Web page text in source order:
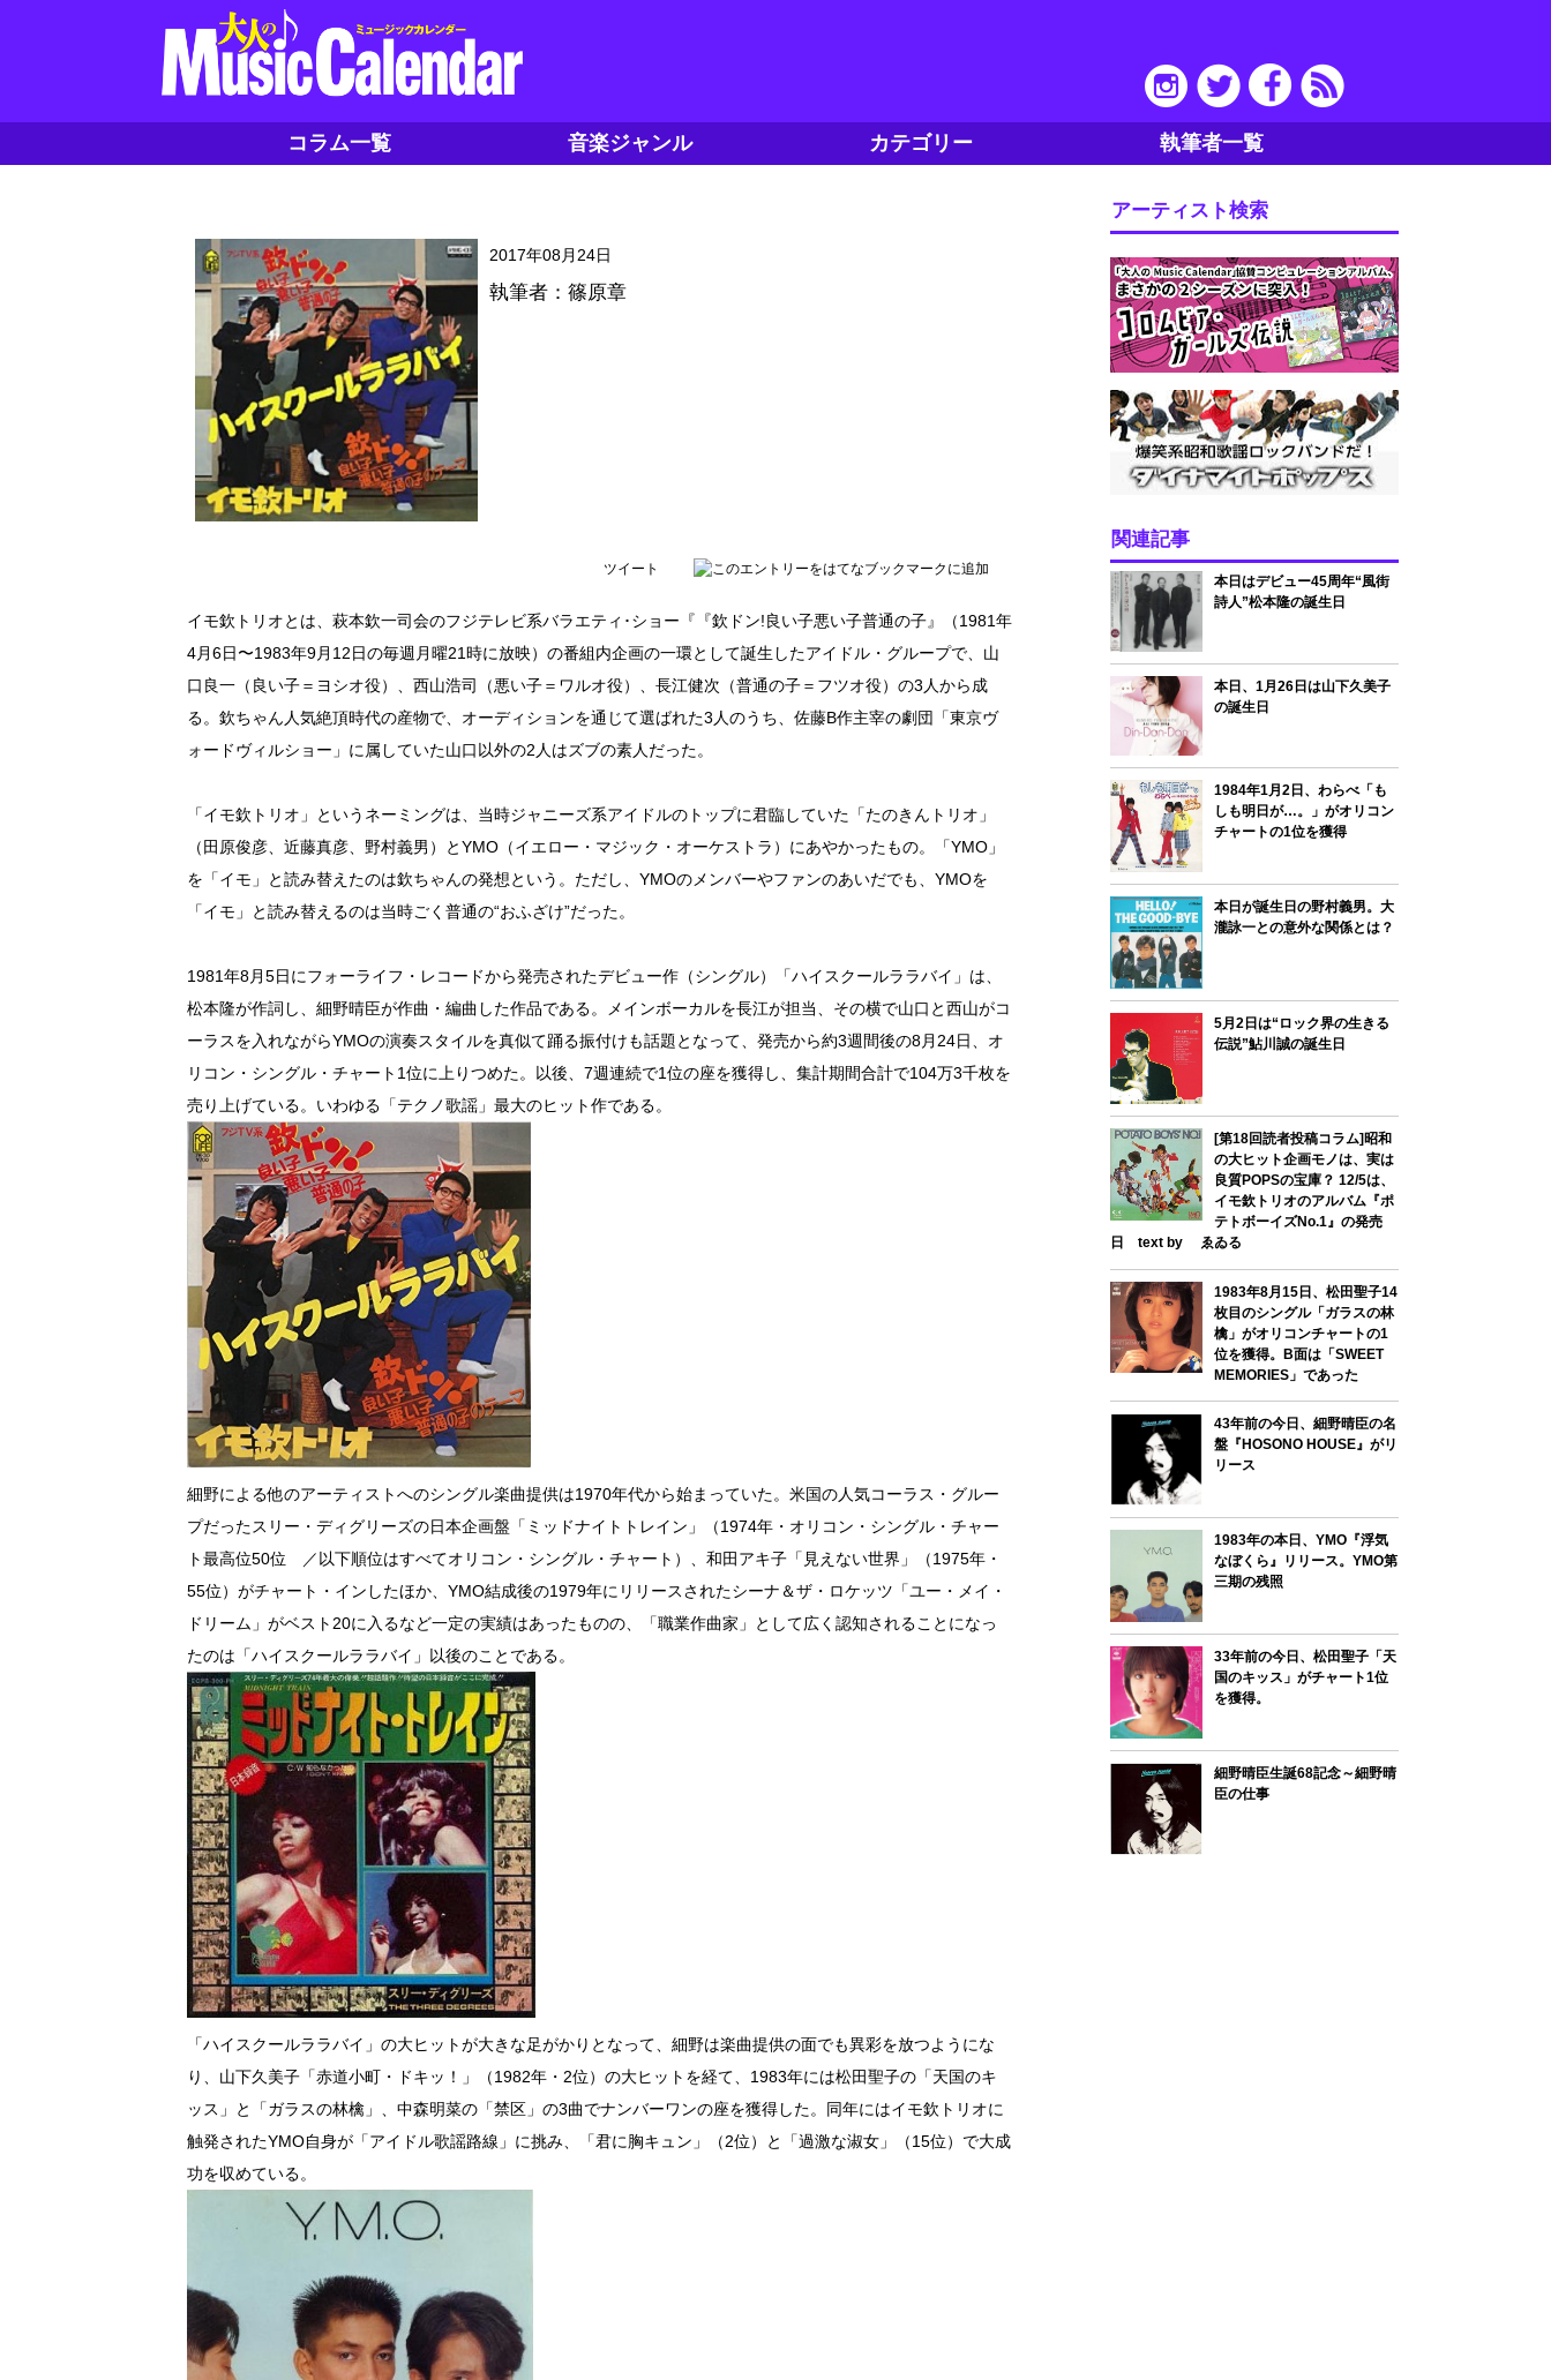
コラム一覧 音楽ジャンル カテゴリー 執筆者一覧
2017年08月24日
執筆者：篠原章
ツイート
イモ欽トリオとは、萩本欽一司会のフジテレビ系バラエティ･ショー『『欽ドン!良い子悪い子普通の子』（1981年
4月6日〜1983年9月12日の毎週月曜21時に放映）の番組内企画の一環として誕生したアイドル・グループで、山
口良一（良い子＝ヨシオ役）、西山浩司（悪い子＝ワルオ役）、長江健次（普通の子＝フツオ役）の3人から成
る。欽ちゃん人気絶頂時代の産物で、オーディションを通じて選ばれた3人のうち、佐藤B作主宰の劇団「東京ヴ
ォードヴィルショー」に属していた山口以外の2人はズブの素人だった。
「イモ欽トリオ」というネーミングは、当時ジャニーズ系アイドルのトップに君臨していた「たのきんトリオ」
（田原俊彦、近藤真彦、野村義男）とYMO（イエロー・マジック・オーケストラ）にあやかったもの。「YMO」
を「イモ」と読み替えたのは欽ちゃんの発想という。ただし、YMOのメンバーやファンのあいだでも、YMOを
「イモ」と読み替えるのは当時ごく普通の“おふざけ”だった。
1981年8月5日にフォーライフ・レコードから発売されたデビュー作（シングル）「ハイスクールララバイ」は、
松本隆が作詞し、細野晴臣が作曲・編曲した作品である。メインボーカルを長江が担当、その横で山口と西山がコ
ーラスを入れながらYMOの演奏スタイルを真似て踊る振付けも話題となって、発売から約3週間後の8月24日、オ
リコン・シングル・チャート1位に上りつめた。以後、7週連続で1位の座を獲得し、集計期間合計で104万3千枚を
売り上げている。いわゆる「テクノ歌謡」最大のヒット作である。
細野による他のアーティストへのシングル楽曲提供は1970年代から始まっていた。米国の人気コーラス・グルー
プだったスリー・ディグリーズの日本企画盤「ミッドナイトトレイン」（1974年・オリコン・シングル・チャー
ト最高位50位 ／以下順位はすべてオリコン・シングル・チャート）、和田アキ子「見えない世界」（1975年・
55位）がチャート・インしたほか、YMO結成後の1979年にリリースされたシーナ＆ザ・ロケッツ「ユー・メイ・
ドリーム」がベスト20に入るなど一定の実績はあったものの、「職業作曲家」として広く認知されることになっ
たのは「ハイスクールララバイ」以後のことである。
「ハイスクールララバイ」の大ヒットが大きな足がかりとなって、細野は楽曲提供の面でも異彩を放つようにな
り、山下久美子「赤道小町・ドキッ！」（1982年・2位）の大ヒットを経て、1983年には松田聖子の「天国のキ
ッス」と「ガラスの林檎」、中森明菜の「禁区」の3曲でナンバーワンの座を獲得した。同年にはイモ欽トリオに
触発されたYMO自身が「アイドル歌謡路線」に挑み、「君に胸キュン」（2位）と「過激な淑女」（15位）で大成
功を収めている。
アーティスト検索
関連記事
本日はデビュー45周年“風街
詩人”松本隆の誕生日
本日、1月26日は山下久美子
の誕生日
1984年1月2日、わらべ「も
しも明日が…。」がオリコン
チャートの1位を獲得
本日が誕生日の野村義男。大
瀧詠一との意外な関係とは？
5月2日は“ロック界の生きる
伝説”鮎川誠の誕生日
[第18回読者投稿コラム]昭和
の大ヒット企画モノは、実は
良質POPSの宝庫？ 12/5は、
イモ欽トリオのアルバム『ポ
テトボーイズNo.1』の発売
日 text by ゑゐる
1983年8月15日、松田聖子14
枚目のシングル「ガラスの林
檎」がオリコンチャートの1
位を獲得。B面は「SWEET
MEMORIES」であった
43年前の今日、細野晴臣の名
盤『HOSONO HOUSE』がリ
リース
1983年の本日、YMO『浮気
なぼくら』リリース。YMO第
三期の残照
33年前の今日、松田聖子「天
国のキッス」がチャート1位
を獲得。
細野晴臣生誕68記念～細野晴
臣の仕事